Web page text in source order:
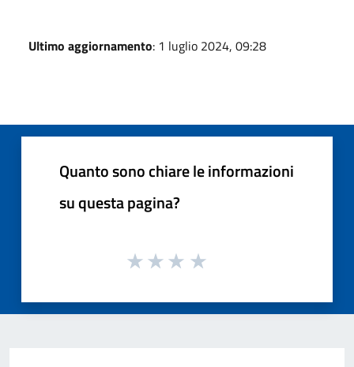
Ultimo aggiornamento: 1 luglio 2024, 09:28
Quanto sono chiare le informazioni
su questa pagina?